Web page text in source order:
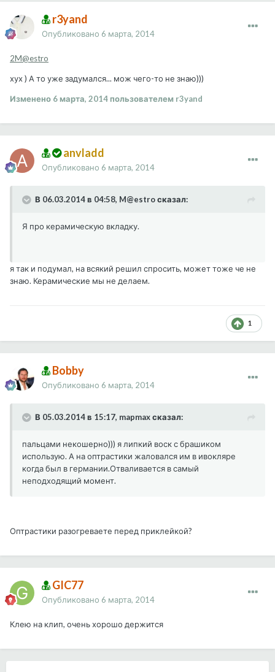
r3yand
Опубликовано 6 марта, 2014
2M@estro
хух ) А то уже задумался... мож чего-то не знаю)))
Изменено 6 марта, 2014пользователем r3yand
anvladd
Опубликовано 6 марта, 2014
В 06.03.2014 в 04:58, M@estro сказал:
Я про керамическую вкладку.
я так и подумал, на всякий решил спросить, может тоже че не
знаю. Керамические мы не делаем.
1
Bobby
Опубликовано 6 марта, 2014
В 05.03.2014 в 15:17, mapmax сказал:
пальцами некошерно))) я липкий воск с брашиком
использую. А на оптрастики жаловался им в ивокляре
когда был в германии.Отваливается в самый
неподходящий момент.
Оптрастики разогреваете перед приклейкой?
GIC77
Опубликовано 6 марта, 2014
Клею на клип, очень хорошо держится